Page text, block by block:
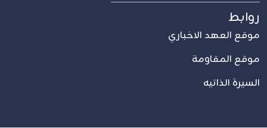
روابط
موقع العهد الاخباري
موقع المقاومة
السيرة الذاتيه